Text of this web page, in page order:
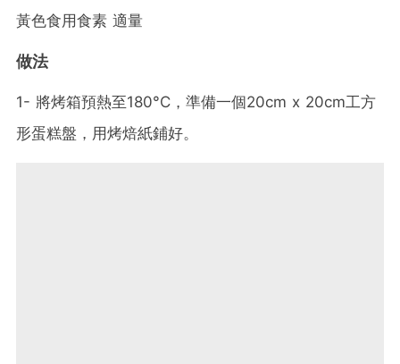
黃色食用食素 適量
做法
1- 將烤箱預熱至180°C，準備一個20cm x 20cm工方
形蛋糕盤，用烤焙紙鋪好。